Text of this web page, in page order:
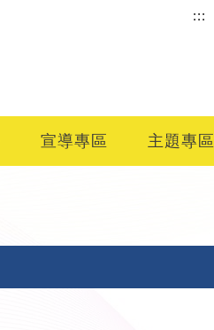
:::
宣導專區 主題專區